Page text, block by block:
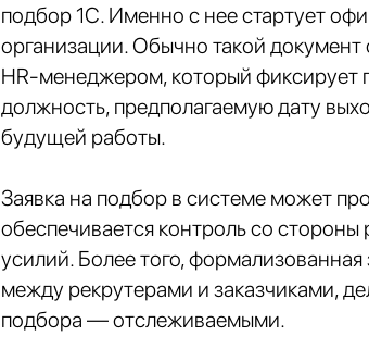
подбор 1С. Именно с нее стартует
организации. Обычно такой
HR-менеджером, который фиксирует
должность, предполагаемую дату
будущей работы.
Заявка на подбор в системе может
обеспечивается контроль со
усилий. Более того,
между рекрутерами и заказчиками,
подбора — отслеживаемыми.